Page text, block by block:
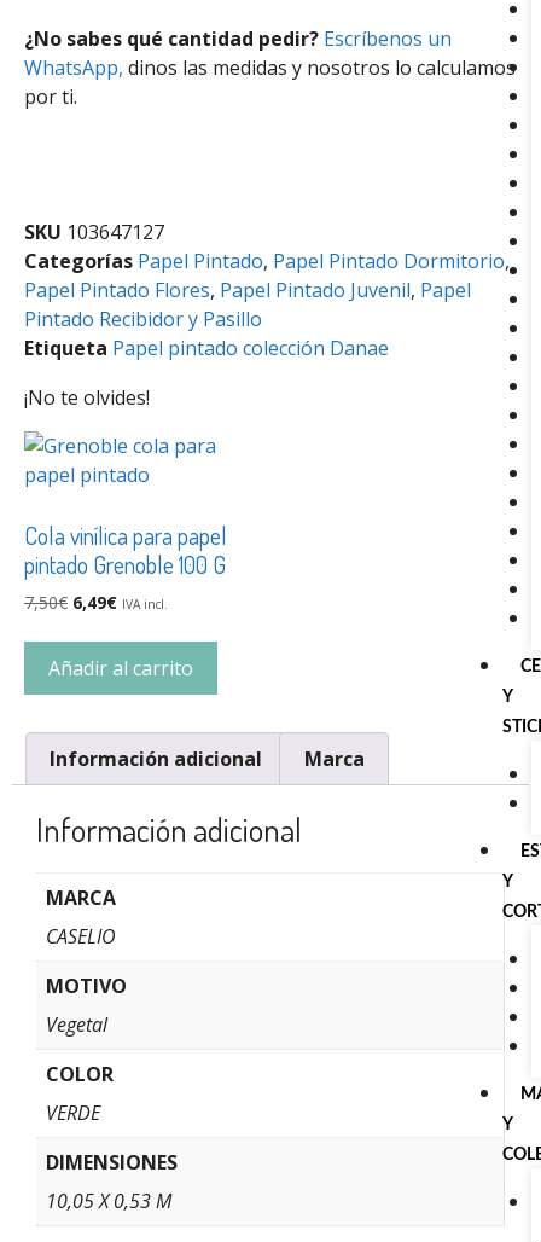
Y
Y
Y
¿No sabes qué cantidad pedir? Escríbenos un
WhatsApp, dinos las medidas y nosotros lo calculamos
por ti.
SKU 103647127
Categorías Papel Pintado, Papel Pintado Dormitorio,
Papel Pintado Flores, Papel Pintado Juvenil, Papel
Pintado Recibidor y Pasillo
Etiqueta Papel pintado colección Danae
¡No te olvides!
Cola vinílica para papel
pintado Grenoble 100 G
7,50€ 6,49€ IVA incl.
Añadir al carrito
Información adicional Marca
Información adicional
MARCA
CASELIO
MOTIVO
Vegetal
COLOR
VERDE
DIMENSIONES
10,05 X 0,53 M